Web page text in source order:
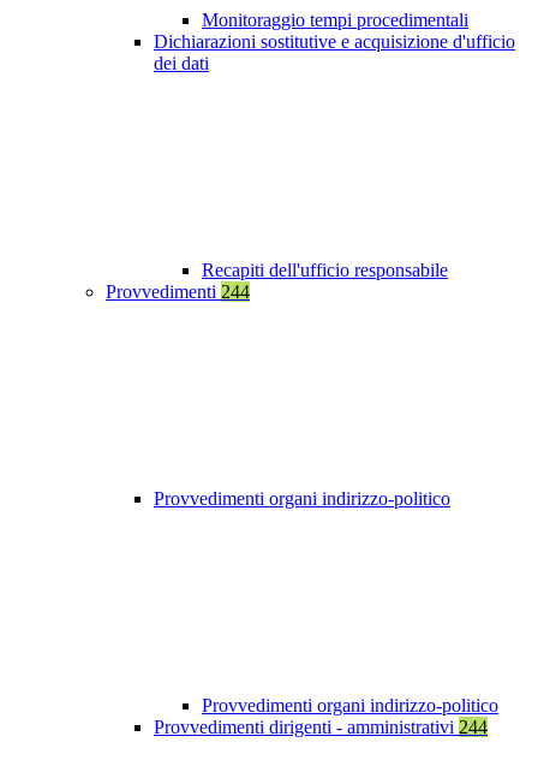
Monitoraggio tempi procedimentali
Dichiarazioni sostitutive e acquisizione d'ufficio
dei dati
Recapiti dell'ufficio responsabile
Provvedimenti 244
Provvedimenti organi indirizzo-politico
Provvedimenti organi indirizzo-politico
Provvedimenti dirigenti - amministrativi 244